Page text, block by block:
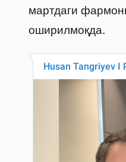
мартдаги
оширилмоқда.